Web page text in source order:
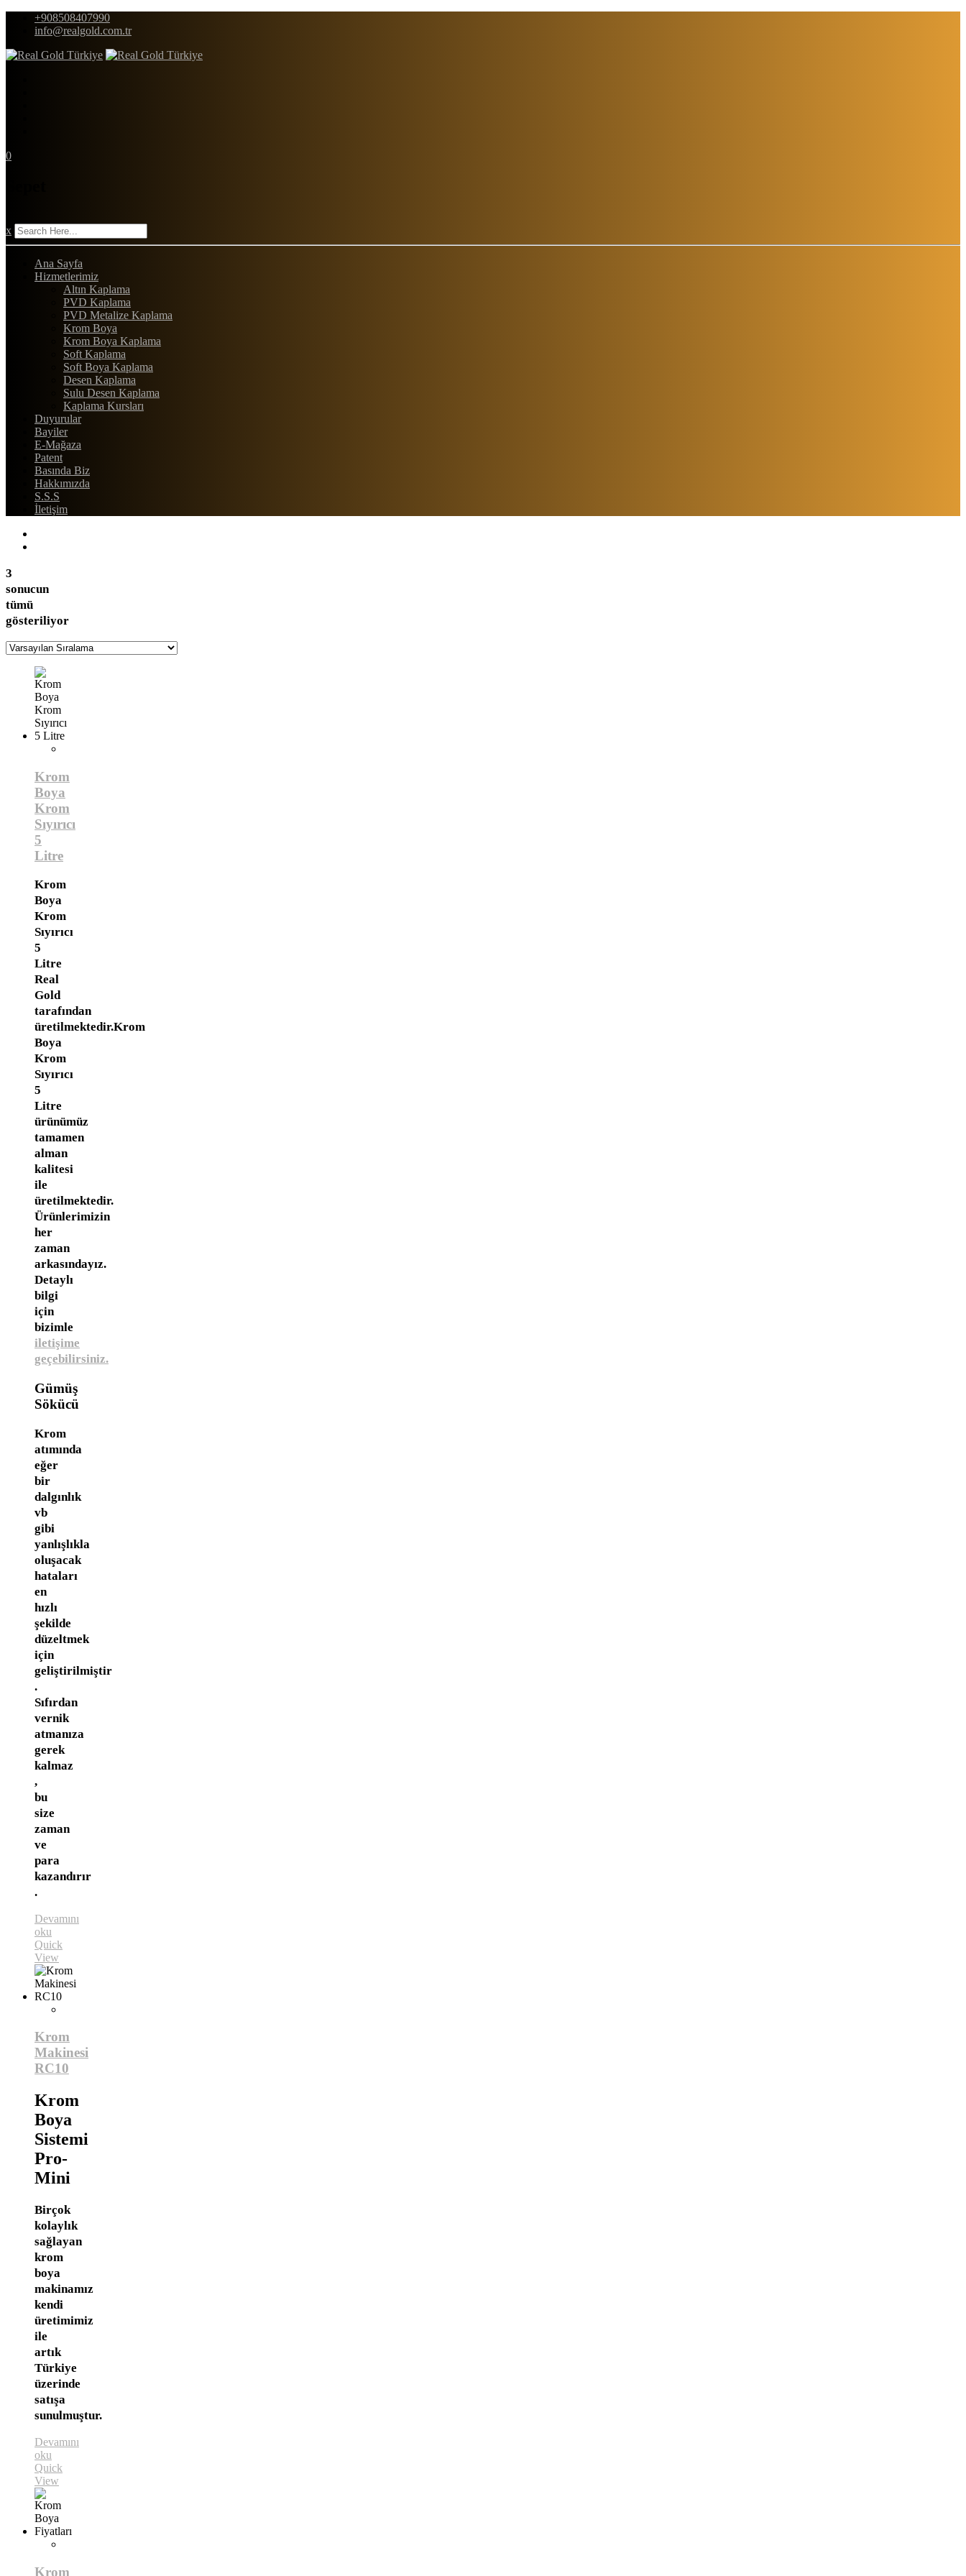
+908508407990
info@realgold.com.tr
0
x
Ana Sayfa
Hizmetlerimiz
Altın Kaplama
PVD Kaplama
PVD Metalize Kaplama
Krom Boya
Krom Boya Kaplama
Soft Kaplama
Soft Boya Kaplama
Desen Kaplama
Sulu Desen Kaplama
Kaplama Kursları
Duyurular
Bayiler
E-Mağaza
Patent
Basında Biz
Hakkımızda
S.S.S
İletişim
3
sonucun
tümü
gösteriliyor
Krom
Boya
Krom
Sıyırıcı
5
Litre
Krom
Boya
Krom
Sıyırıcı
5
Litre
Real
Gold
tarafından
üretilmektedir.Krom
Boya
Krom
Sıyırıcı
5
Litre
ürünümüz
tamamen
alman
kalitesi
ile
üretilmektedir.
Ürünlerimizin
her
zaman
arkasındayız.
Detaylı
bilgi
için
bizimle
iletişime
geçebilirsiniz.
Gümüş
Sökücü
Krom
atımında
eğer
bir
dalgınlık
vb
gibi
yanlışlıkla
oluşacak
hataları
en
hızlı
şekilde
düzeltmek
için
geliştirilmiştir
.
Sıfırdan
vernik
atmanıza
gerek
kalmaz
,
bu
size
zaman
ve
para
kazandırır
.
Devamını
oku
Quick
View
Krom
Makinesi
RC10
Krom
Boya
Sistemi
Pro-
Mini
Birçok
kolaylık
sağlayan
krom
boya
makinamız
kendi
üretimimiz
ile
artık
Türkiye
üzerinde
satışa
sunulmuştur.
Devamını
oku
Quick
View
Krom